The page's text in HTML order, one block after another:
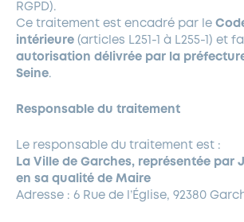
RGPD).
Ce traitement est encadré par le
intérieure (articles L251-1 à L255-1) et
autorisation délivrée par la
Seine.
Responsable du traitement
Le responsable du traitement est :
La Ville de Garches, représentée par
en sa qualité de Maire
Adresse : 6 Rue de l’Église, 92380